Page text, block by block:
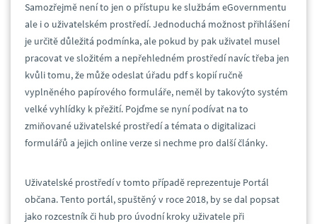
Samozřejmě není to jen o přístupu ke službám eGovernmentu
ale i o uživatelském prostředí. Jednoduchá možnost přihlášení
je určitě důležitá podmínka, ale pokud by pak uživatel musel
pracovat ve složitém a nepřehledném prostředí navíc třeba jen
kvůli tomu, že může odeslat úřadu pdf s kopií ručně
vyplněného papírového formuláře, neměl by takovýto systém
velké vyhlídky k přežití. Pojďme se nyní podívat na to
zmiňované uživatelské prostředí a témata o digitalizaci
formulářů a jejich online verze si nechme pro další články.
Uživatelské prostředí v tomto případě reprezentuje Portál
občana. Tento portál, spuštěný v roce 2018, by se dal popsat
jako rozcestník či hub pro úvodní kroky uživatele při